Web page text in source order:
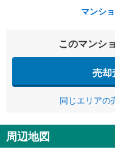
マンシ
このマンシ
売却
同じエリアの
周辺地図